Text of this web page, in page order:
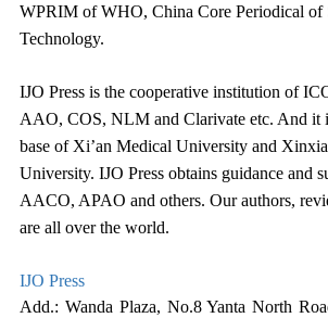
WPRIM of WHO, China Core Periodical of
Technology.
IJO Press is the cooperative institution of
AAO, COS, NLM and Clarivate etc. And it
base of Xi’an Medical University and
University. IJO Press obtains guidance and
AACO, APAO and others. Our authors,
are all over the world.
IJO Press
Add.: Wanda Plaza, No.8 Yanta North